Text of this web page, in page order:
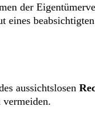
der
aussichtslosen